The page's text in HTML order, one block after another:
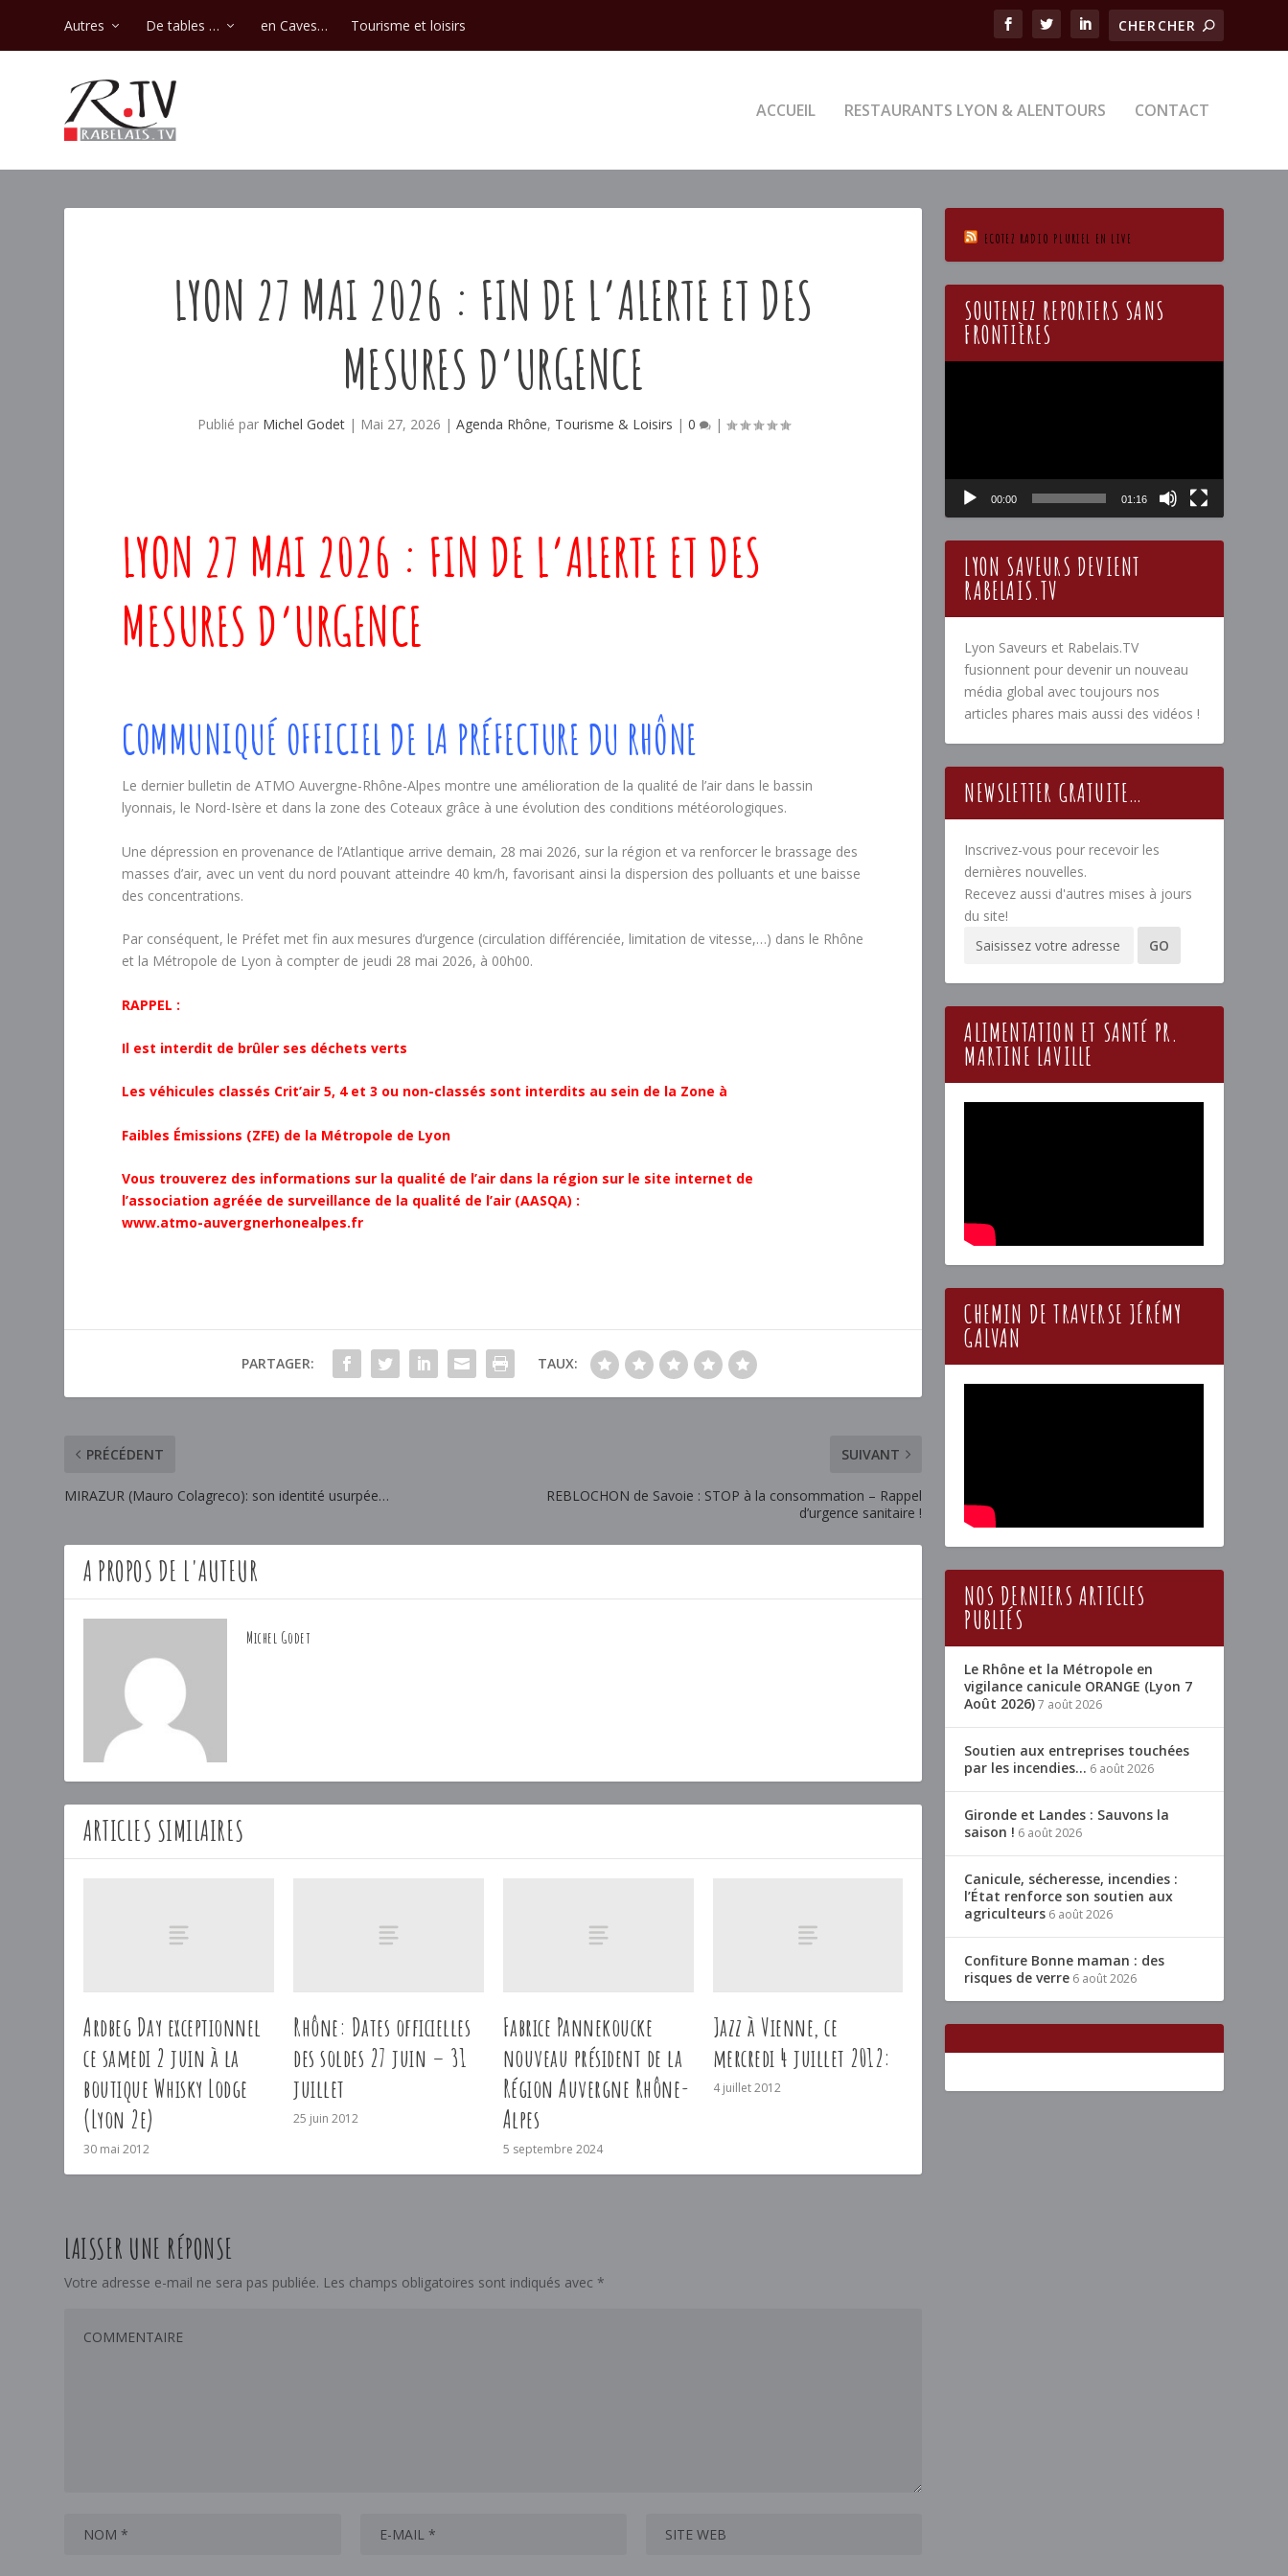
Autres De tables … en Caves… Tourisme et loisirs
ACCUEIL RESTAURANTS LYON & ALENTOURS CONTACT
LYON 27 MAI 2026 : FIN DE L’ALERTE ET DES
MESURES D’URGENCE
Publié par Michel Godet| Mai 27, 2026 | Agenda Rhône, Tourisme & Loisirs | 0 |
LYON 27 MAI 2026 : FIN DE L’ALERTE ET DES
MESURES D’URGENCE
COMMUNIQUÉ OFFICIEL DE LA PRÉFECTURE DU RHÔNE
Le dernier bulletin de ATMO Auvergne-Rhône-Alpes montre une amélioration de la qualité de l’air dans le bassin
lyonnais, le Nord-Isère et dans la zone des Coteaux grâce à une évolution des conditions météorologiques.
Une dépression en provenance de l’Atlantique arrive demain, 28 mai 2026, sur la région et va renforcer le brassage des
masses d’air, avec un vent du nord pouvant atteindre 40 km/h, favorisant ainsi la dispersion des polluants et une baisse
des concentrations.
Par conséquent, le Préfet met fin aux mesures d’urgence (circulation différenciée, limitation de vitesse,…) dans le Rhône
et la Métropole de Lyon à compter de jeudi 28 mai 2026, à 00h00.
RAPPEL :
Il est interdit de brûler ses déchets verts
Les véhicules classés Crit’air 5, 4 et 3 ou non-classés sont interdits au sein de la Zone à
Faibles Émissions (ZFE) de la Métropole de Lyon
Vous trouverez des informations sur la qualité de l’air dans la région sur le site internet de
l’association agréée de surveillance de la qualité de l’air (AASQA) :
www.atmo-auvergnerhonealpes.fr
PARTAGER: TAUX:
PRÉCÉDENT
MIRAZUR (Mauro Colagreco): son identité usurpée…
SUIVANT
REBLOCHON de Savoie : STOP à la consommation – Rappel
d’urgence sanitaire !
A PROPOS DE L'AUTEUR
Michel Godet
ARTICLES SIMILAIRES
Ardbeg Day exceptionnel
ce samedi 2 juin à la
boutique Whisky Lodge
(Lyon 2e)
30 mai 2012
Rhône: Dates officielles
des soldes 27 juin – 31
juillet
25 juin 2012
Fabrice Pannekoucke
nouveau président de la
Région Auvergne Rhône-
Alpes
5 septembre 2024
Jazz à Vienne, ce
mercredi 4 juillet 2012:
4 juillet 2012
LAISSER UNE RÉPONSE
Votre adresse e-mail ne sera pas publiée. Les champs obligatoires sont indiqués avec *
ECOTEZ RADIO PLURIEL EN LIVE
SOUTENEZ REPORTERS SANS
FRONTIÈRES
00:00 01:16
LYON SAVEURS DEVIENT
RABELAIS.TV
Lyon Saveurs et Rabelais.TV
fusionnent pour devenir un nouveau
média global avec toujours nos
articles phares mais aussi des vidéos !
NEWSLETTER GRATUITE…
Inscrivez-vous pour recevoir les
dernières nouvelles.
Recevez aussi d'autres mises à jours
du site!
ALIMENTATION ET SANTÉ PR.
MARTINE LAVILLE
CHEMIN DE TRAVERSE JÉRÉMY
GALVAN
NOS DERNIERS ARTICLES
PUBLIÉS
Le Rhône et la Métropole en
vigilance canicule ORANGE (Lyon 7
Août 2026)7 août 2026
Soutien aux entreprises touchées
par les incendies… 6 août 2026
Gironde et Landes : Sauvons la
saison ! 6 août 2026
Canicule, sécheresse, incendies :
l’État renforce son soutien aux
agriculteurs 6 août 2026
Confiture Bonne maman : des
risques de verre 6 août 2026